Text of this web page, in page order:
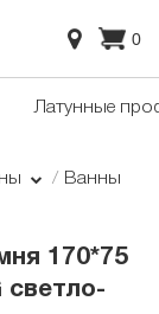
0
Латунные
Ванны
170*75
светло-